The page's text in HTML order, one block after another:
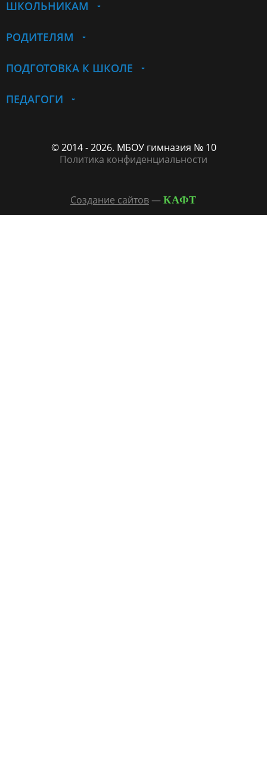
ШКОЛЬНИКАМ
РОДИТЕЛЯМ
ПОДГОТОВКА К ШКОЛЕ
ПЕДАГОГИ
© 2014 - 2026. МБОУ гимназия № 10
Политика конфиденциальности
Создание сайтов— КАФТ